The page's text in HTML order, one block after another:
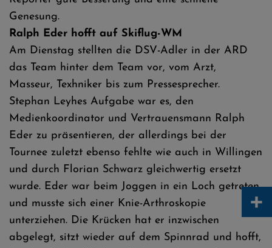
Genesung.
Ralph Eder hofft auf Skiflug-WM
Am Dienstag stellten die DSV-Adler in der ARD
das Team hinter dem Team vor, vom Arzt,
Masseur, Texhniker bis zum Pressesprecher.
Stephan Leyhes Aufgabe war es, den
Medienkoordinator und Vertrauensmann Ralph
Eder zu präsentieren, der allerdings bei der
Tournee zuletzt ebenso fehlte wie auch in Willingen
und durch Florian Schwarz gleichwertig ersetzt
wurde. Eder war beim Joggen in ein Loch getreten
und musste sich einer Knie-Arthroskopie
unterziehen. Die Krücken hat er inzwischen
abgelegt, sitzt wieder auf dem Spinnrad und hofft,
+